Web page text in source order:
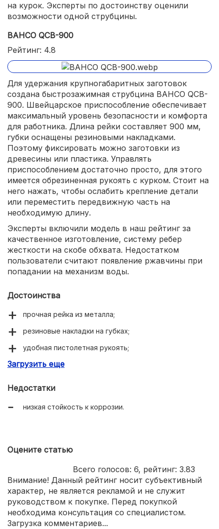
на курок. Эксперты по достоинству оценили
возможности одной струбцины.
BAHCO QCB-900
Рейтинг: 4.8
Для удержания крупногабаритных заготовок
создана быстрозажимная струбцина BAHCO QCB-
900. Швейцарское приспособление обеспечивает
максимальный уровень безопасности и комфорта
для работника. Длина рейки составляет 900 мм,
губки оснащены резиновыми накладками.
Поэтому фиксировать можно заготовки из
древесины или пластика. Управлять
приспособлением достаточно просто, для этого
имеется обрезиненная рукоять с курком. Стоит на
него нажать, чтобы ослабить крепление детали
или переместить передвижную часть на
необходимую длину.
Эксперты включили модель в наш рейтинг за
качественное изготовление, систему ребер
жесткости на скобе обхвата. Недостатком
пользователи считают появление ржавчины при
попадании на механизм воды.
Достоинства
прочная рейка из металла;
резиновые накладки на губках;
удобная пистолетная рукоять;
возможность использование в качестве распорки.
Загрузить еще
Недостатки
низкая стойкость к коррозии.
Оцените статью
Всего голосов: 6, рейтинг: 3.83
Внимание! Данный рейтинг носит субъективный
характер, не является рекламой и не служит
руководством к покупке. Перед покупкой
необходима консультация со специалистом.
Загрузка комментариев...